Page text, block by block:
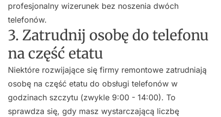
profesjonalny wizerunek bez noszenia dwóch
telefonów.
3. Zatrudnij osobę do telefonu
na część etatu
Niektóre rozwijające się firmy remontowe zatrudniają
osobę na część etatu do obsługi telefonów w
godzinach szczytu (zwykle 9:00 - 14:00). To
sprawdza się, gdy masz wystarczającą liczbę